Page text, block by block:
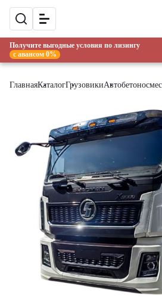
Получите выгодные условия по лизингу
с авансом 0%
ГлавнаяКаталогГрузовики